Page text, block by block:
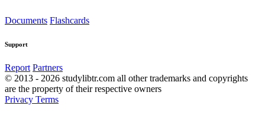
Documents Flashcards
Support
Report Partners
© 2013 - 2026 studylibtr.com all other trademarks and copyrights
are the property of their respective owners
Privacy Terms